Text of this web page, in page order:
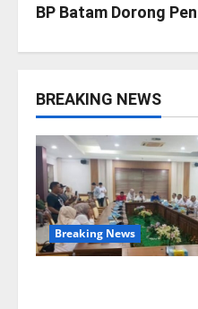
s
t
n
a
v
i
g
BP Batam Dorong
BREAKING NEWS
Breaking News